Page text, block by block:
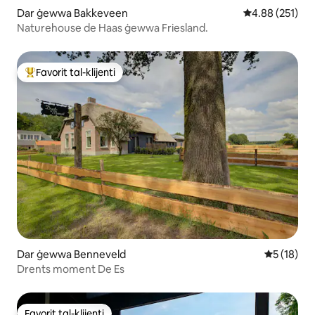
Dar ġewwa Bakkeveen Rating medju
4.88 (251)
Naturehouse de Haas ġewwa Friesland.
Wieħed mill-aqwa favoriti tal-klijenti
Favorit tal-klijenti
Dar ġewwa Benneveld Rating
5 (18)
Drents moment De Es